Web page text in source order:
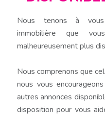
Nous tenons à
immobilière que
malheureusement plus
Nous comprenons que
nous vous
autres annonces
disposition pour vous